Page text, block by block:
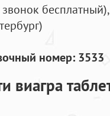
бесплатный),
номер: 3533
виагра